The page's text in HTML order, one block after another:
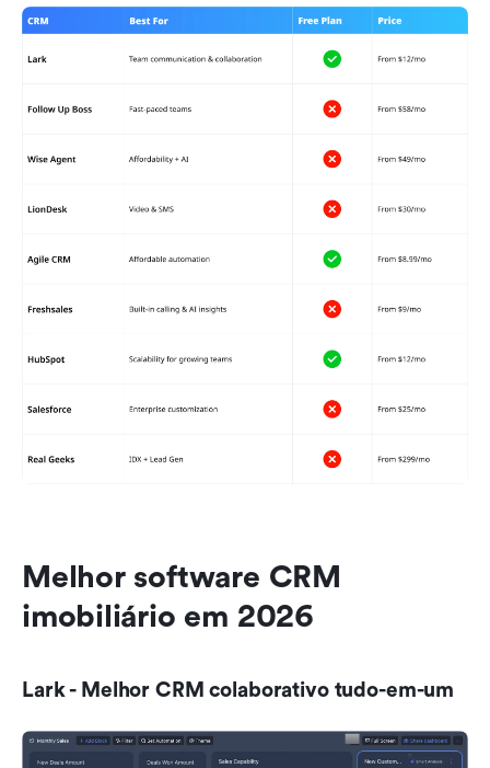
Melhor software CRM
imobiliário em 2026
Lark - Melhor CRM colaborativo tudo-em-um